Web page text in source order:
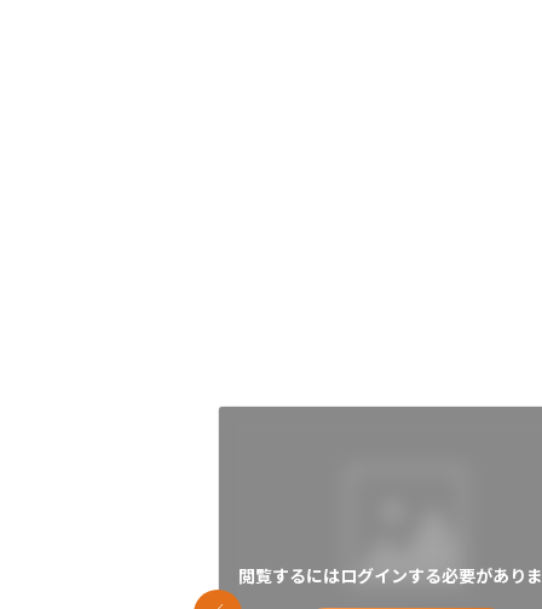
閲覧するにはログインする必要があり